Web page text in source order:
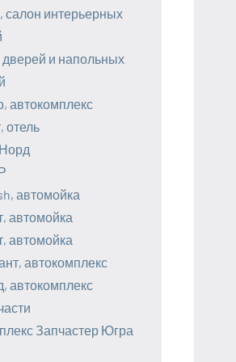
салон интерьерных
дверей и напольных
автокомплекс
отель
автомойка
автомойка
автомойка
автокомплекс
автокомплекс
Запчастер Югра